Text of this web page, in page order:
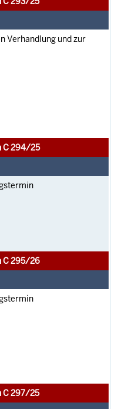
Verhandlung und zur
C 294/25
C 295/26
C 297/25